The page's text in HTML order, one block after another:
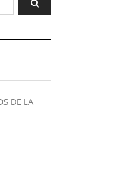
DE LA